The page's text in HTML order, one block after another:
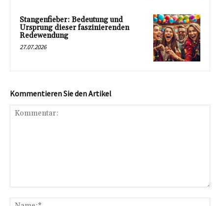
Stangenfieber: Bedeutung und
Ursprung dieser faszinierenden
Redewendung
27.07.2026
Kommentieren Sie den Artikel